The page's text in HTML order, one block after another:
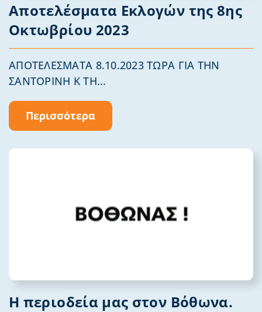
Αποτελέσματα Εκλογών της 8ης
Οκτωβρίου 2023
ΑΠΟΤΕΛΕΣΜΑΤΑ 8.10.2023 ΤΩΡΑ ΓΙΑ ΤΗΝ
ΣΑΝΤΟΡΙΝΗ Κ ΤΗ...
Περισσότερα
Η περιοδεία μας στον Βόθωνα.